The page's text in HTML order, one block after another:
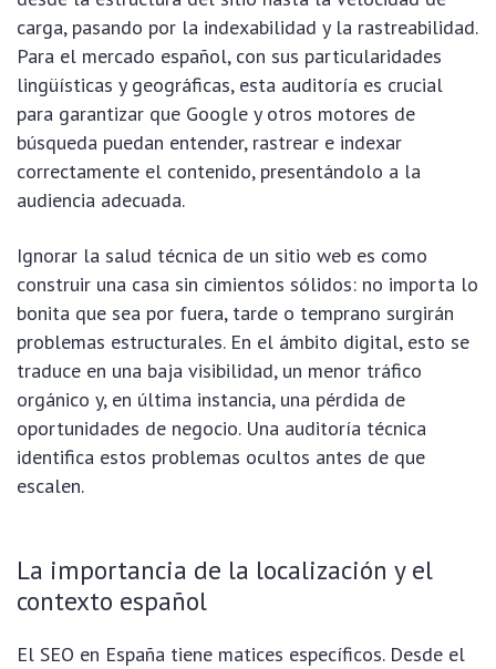
carga, pasando por la indexabilidad y la rastreabilidad.
Para el mercado español, con sus particularidades
lingüísticas y geográficas, esta auditoría es crucial
para garantizar que Google y otros motores de
búsqueda puedan entender, rastrear e indexar
correctamente el contenido, presentándolo a la
audiencia adecuada.
Ignorar la salud técnica de un sitio web es como
construir una casa sin cimientos sólidos: no importa lo
bonita que sea por fuera, tarde o temprano surgirán
problemas estructurales. En el ámbito digital, esto se
traduce en una baja visibilidad, un menor tráfico
orgánico y, en última instancia, una pérdida de
oportunidades de negocio. Una auditoría técnica
identifica estos problemas ocultos antes de que
escalen.
La importancia de la localización y el
contexto español
El SEO en España tiene matices específicos. Desde el